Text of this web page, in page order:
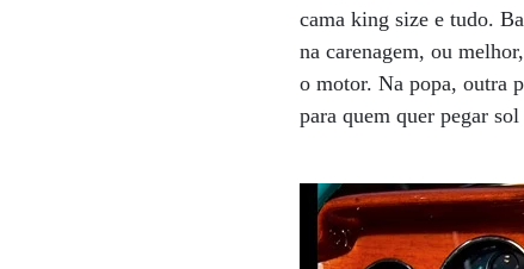
cama king size e tudo.
na carenagem, ou
o motor. Na popa, outra
para quem quer pegar